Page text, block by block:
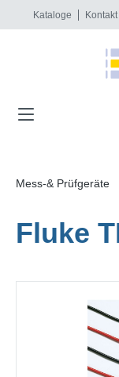
springen
Kataloge Kontakt
Mess-& Prüfgeräte
Fluke